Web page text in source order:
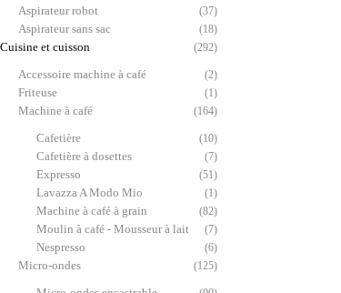
Aspirateur robot (37)
Aspirateur sans sac (18)
Cuisine et cuisson (292)
Accessoire machine à café (2)
Friteuse (1)
Machine à café (164)
Cafetière (10)
Cafetière à dosettes (7)
Expresso (51)
Lavazza A Modo Mio (1)
Machine à café à grain (82)
Moulin à café - Mousseur à lait (7)
Nespresso (6)
Micro-ondes (125)